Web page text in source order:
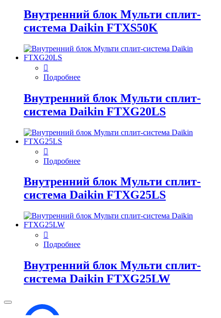
Внутренний блок Мульти сплит-
система Daikin FTXS50K
Подробнее
Внутренний блок Мульти сплит-
система Daikin FTXG20LS
Подробнее
Внутренний блок Мульти сплит-
система Daikin FTXG25LS
Подробнее
Внутренний блок Мульти сплит-
система Daikin FTXG25LW